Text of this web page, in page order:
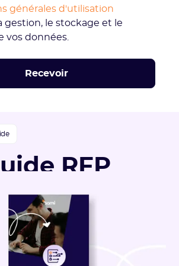
RFP
générales d'utilisation
gestion, le stockage et le
vos données.